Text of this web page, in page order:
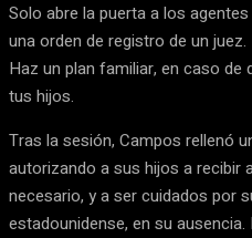
Solo abre la puerta a los
una orden de registro de un
Haz un plan familiar, en caso de
tus hijos.
Tras la sesión, Campos rellenó
autorizando a sus hijos a recibir
necesario, y a ser cuidados por
estadounidense, en su